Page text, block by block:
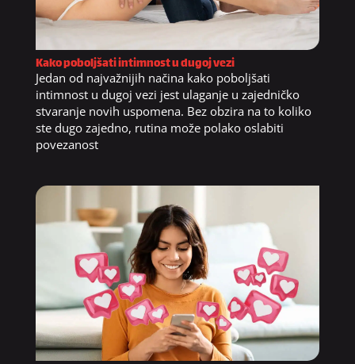
Kako poboljšati intimnost u dugoj vezi
Jedan od najvažnijih načina kako poboljšati
intimnost u dugoj vezi jest ulaganje u zajedničko
stvaranje novih uspomena. Bez obzira na to koliko
ste dugo zajedno, rutina može polako oslabiti
povezanost